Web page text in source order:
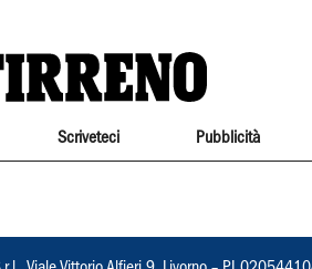
Scriveteci Pubblicità